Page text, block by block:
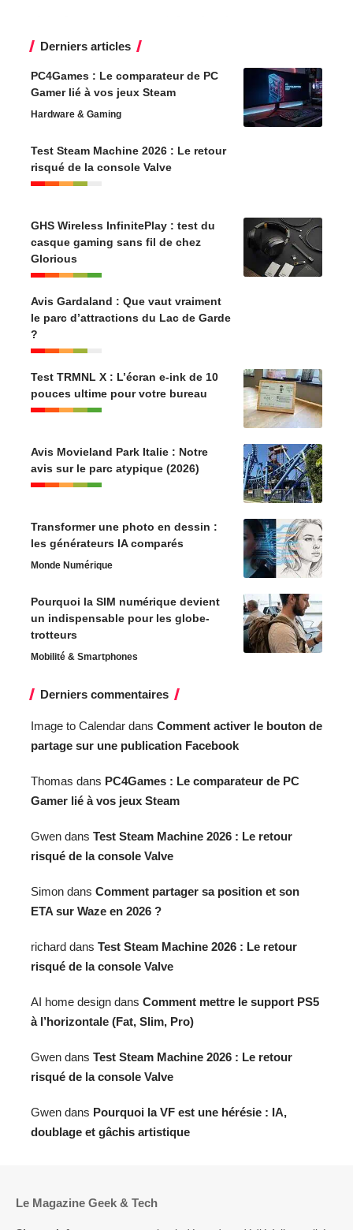
Derniers articles
PC4Games : Le comparateur de PC
Gamer lié à vos jeux Steam
Hardware & Gaming
Test Steam Machine 2026 : Le retour
risqué de la console Valve
GHS Wireless InfinitePlay : test du
casque gaming sans fil de chez
Glorious
Avis Gardaland : Que vaut vraiment
le parc d’attractions du Lac de Garde
?
Test TRMNL X : L’écran e-ink de 10
pouces ultime pour votre bureau
Avis Movieland Park Italie : Notre
avis sur le parc atypique (2026)
Transformer une photo en dessin :
les générateurs IA comparés
Monde Numérique
Pourquoi la SIM numérique devient
un indispensable pour les globe-
trotteurs
Mobilité & Smartphones
Derniers commentaires
Image to Calendar dans Comment activer le bouton de
partage sur une publication Facebook
Thomas dans PC4Games : Le comparateur de PC
Gamer lié à vos jeux Steam
Gwen dans Test Steam Machine 2026 : Le retour
risqué de la console Valve
Simon dans Comment partager sa position et son
ETA sur Waze en 2026 ?
richard dans Test Steam Machine 2026 : Le retour
risqué de la console Valve
AI home design dans Comment mettre le support PS5
à l’horizontale (Fat, Slim, Pro)
Gwen dans Test Steam Machine 2026 : Le retour
risqué de la console Valve
Gwen dans Pourquoi la VF est une hérésie : IA,
doublage et gâchis artistique
Le Magazine Geek & Tech